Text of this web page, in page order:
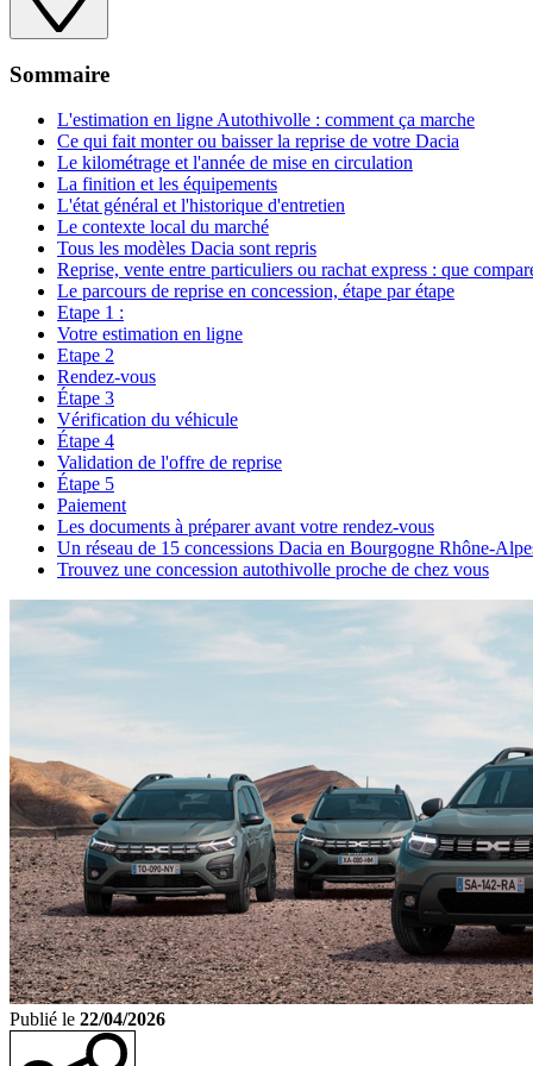
Sommaire
L'estimation en ligne Autothivolle : comment ça marche
Ce qui fait monter ou baisser la reprise de votre Dacia
Le kilométrage et l'année de mise en circulation
La finition et les équipements
L'état général et l'historique d'entretien
Le contexte local du marché
Tous les modèles Dacia sont repris
Reprise, vente entre particuliers ou rachat express : que
Le parcours de reprise en concession, étape par étape
Etape 1 :
Votre estimation en ligne
Etape 2
Rendez-vous
Étape 3
Vérification du véhicule
Étape 4
Validation de l'offre de reprise
Étape 5
Paiement
Les documents à préparer avant votre rendez-vous
Un réseau de 15 concessions Dacia en Bourgogne Rhône-
Trouvez une concession autothivolle proche de chez vous
Publié le 22/04/2026